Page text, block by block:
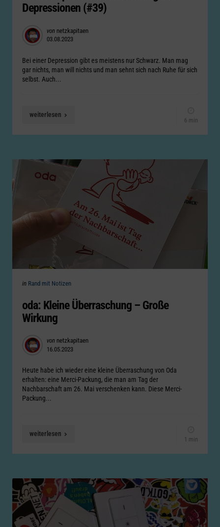
Depressionen (#39)
Posted
by
von netzkapitaen
03.08.2023
Bei einer Depression gibt es meistens nur Schwarz. Man mag
gar nichts, man will nichts und man sehnt sich nach Ruhe für sich
selbst. Auch...
weiterlesen
6 min
Categories
Posted
in Rand mit Notizen
oda: Kleine Überraschung – Große
Wirkung
Posted
by
von netzkapitaen
16.05.2023
Heute habe ich wieder eine kleine Überraschung von Oda
erhalten: eine Merci-Packung, die man am Tag der
Nachbarschaft am 26. Mai verschenken kann. Diese Merci-
Packung...
weiterlesen
1 min